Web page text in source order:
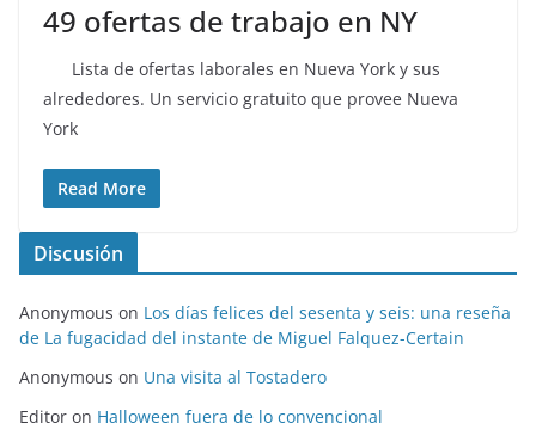
49 ofertas de trabajo en NY
Lista de ofertas laborales en Nueva York y sus
alrededores. Un servicio gratuito que provee Nueva
York
Read More
Discusión
Anonymous on Los días felices del sesenta y seis: una reseña
de La fugacidad del instante de Miguel Falquez-Certain
Anonymous on Una visita al Tostadero
Editor on Halloween fuera de lo convencional